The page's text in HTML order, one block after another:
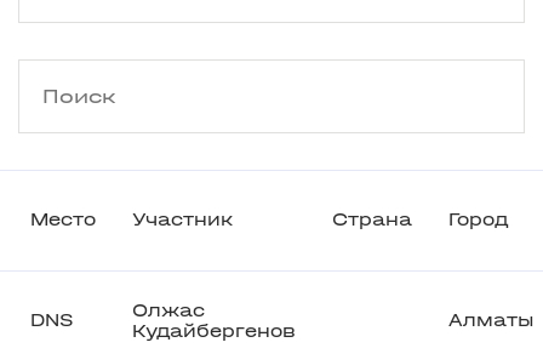
Место Участник Страна Город
DNS
Олжас
Кудайбергенов
Алматы